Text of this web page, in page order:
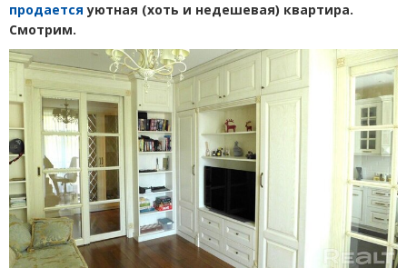
продается уютная (хоть и недешевая) квартира.
Смотрим.